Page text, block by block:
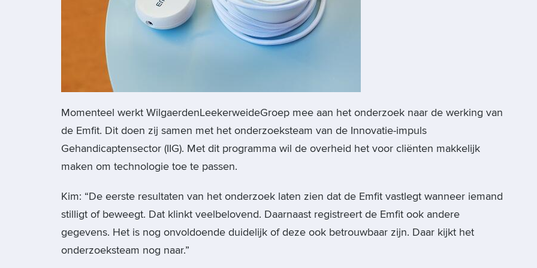
Momenteel werkt WilgaerdenLeekerweideGroep mee aan het onderzoek naar de werking van
de Emfit. Dit doen zij samen met het onderzoeksteam van de Innovatie-impuls
Gehandicaptensector (IIG). Met dit programma wil de overheid het voor cliënten makkelijk
maken om technologie toe te passen.
Kim: “De eerste resultaten van het onderzoek laten zien dat de Emfit vastlegt wanneer iemand
stilligt of beweegt. Dat klinkt veelbelovend. Daarnaast registreert de Emfit ook andere
gegevens. Het is nog onvoldoende duidelijk of deze ook betrouwbaar zijn. Daar kijkt het
onderzoeksteam nog naar.”